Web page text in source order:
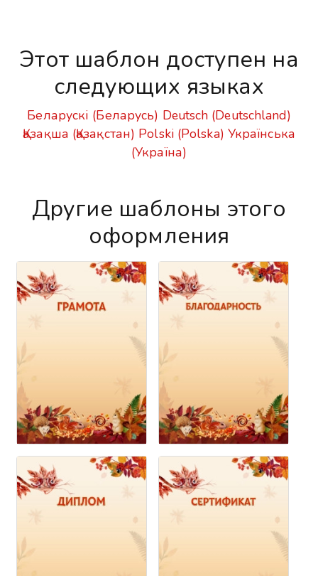
Этот шаблон доступен на
следующих языках
Беларускі (Беларусь) Deutsch (Deutschland)
Қазақша (Қазақстан) Polski (Polska) Українська
(Україна)
Другие шаблоны этого
оформления